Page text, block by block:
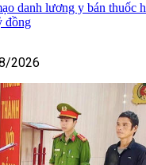
danh lương y bán thuốc
đồng
2026